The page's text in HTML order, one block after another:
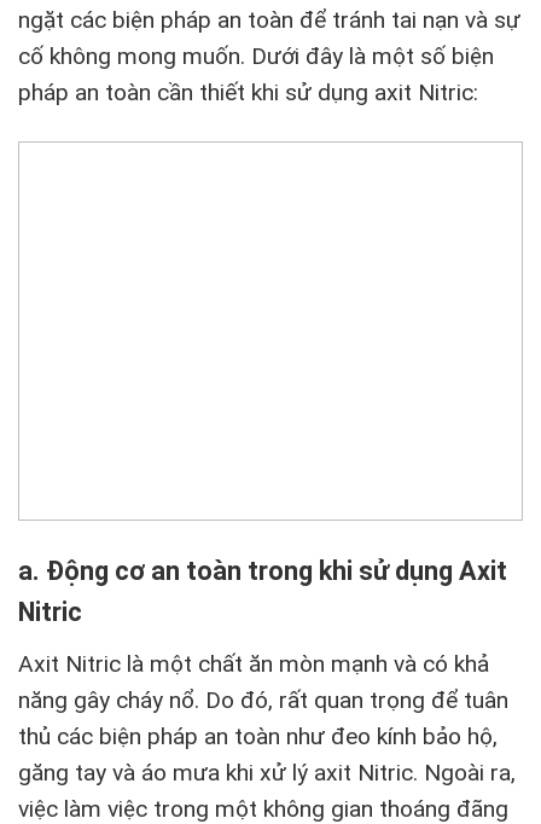
ngặt các biện pháp an toàn để tránh tai nạn và sự
cố không mong muốn. Dưới đây là một số biện
pháp an toàn cần thiết khi sử dụng axit Nitric:
a. Động cơ an toàn trong khi sử dụng Axit
Nitric
Axit Nitric là một chất ăn mòn mạnh và có khả
năng gây cháy nổ. Do đó, rất quan trọng để tuân
thủ các biện pháp an toàn như đeo kính bảo hộ,
găng tay và áo mưa khi xử lý axit Nitric. Ngoài ra,
việc làm việc trong một không gian thoáng đãng